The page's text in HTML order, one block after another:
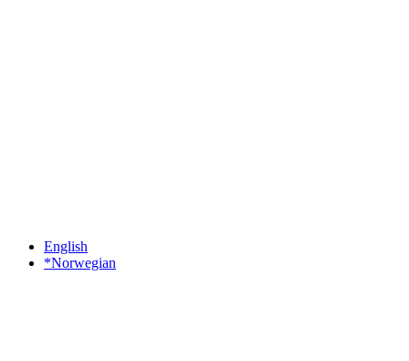
English
*Norwegian